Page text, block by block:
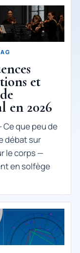
et
en 2026
Ce que peu de
débat sur
le corps —
en solfège